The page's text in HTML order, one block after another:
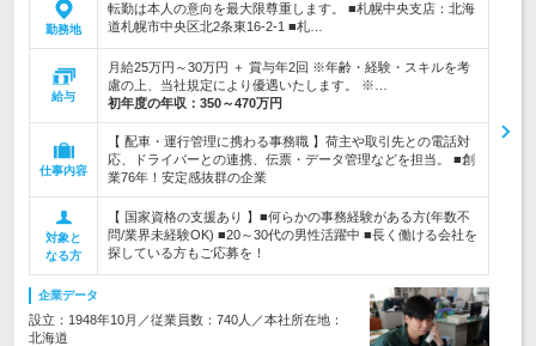
勤務地
転勤は本人の意向を最大限尊重します。 ■札幌中央支店：北海
道札幌市中央区北2条東16-2-1 ■札…
給与
月給25万円～30万円 ＋ 賞与年2回 ※年齢・経験・スキルを考
慮の上、当社規定により優遇いたします。 ※…
初年度の年収： 350～470万円
仕事内容
【 配車・運行管理に携わる事務職 】荷主や取引先との電話対
応、ドライバーとの連携、伝票・データ管理などを担当。 ■創
業76年！安定感抜群の企業
対象と
なる方
【 国家資格の支援あり 】■何らかの事務経験がある方(年数不
問/業界未経験OK) ■20～30代の男性活躍中 ■長く働ける会社を
探している方もご応募を！
企業データ
設立：1948年10月／従業員数：740人／本社所在地：
北海道